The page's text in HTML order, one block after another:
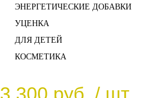
ЭНЕРГЕТИЧЕСКИЕ ДОБАВКИ
УЦЕНКА
ДЛЯ ДЕТЕЙ
КОСМЕТИКА